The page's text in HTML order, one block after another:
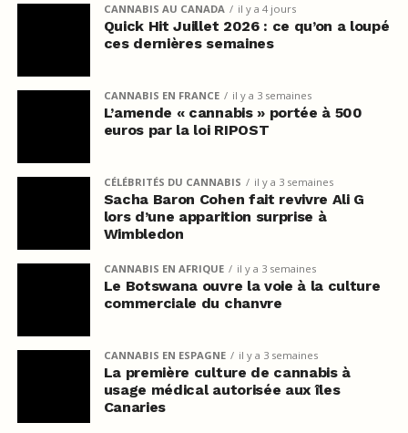
CANNABIS AU CANADA il y a 4 jours
Quick Hit Juillet 2026 : ce qu’on a loupé
ces dernières semaines
CANNABIS EN FRANCE il y a 3 semaines
L’amende « cannabis » portée à 500
euros par la loi RIPOST
CÉLÉBRITÉS DU CANNABIS il y a 3 semaines
Sacha Baron Cohen fait revivre Ali G
lors d’une apparition surprise à
Wimbledon
CANNABIS EN AFRIQUE il y a 3 semaines
Le Botswana ouvre la voie à la culture
commerciale du chanvre
CANNABIS EN ESPAGNE il y a 3 semaines
La première culture de cannabis à
usage médical autorisée aux îles
Canaries